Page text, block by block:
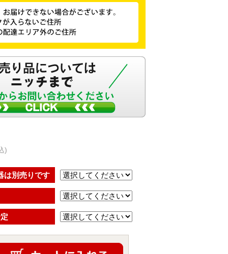
)
は別売りです